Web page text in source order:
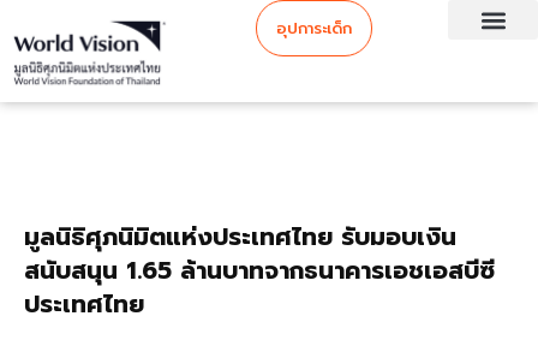
อุปการะเด็ก
มูลนิธิศุภนิมิตแห่งประเทศไทย รับมอบเงิน
สนับสนุน 1.65 ล้านบาทจากธนาคารเอชเอสบีซี
ประเทศไทย